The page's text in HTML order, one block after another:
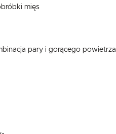
mięs
pary i gorącego powietrza